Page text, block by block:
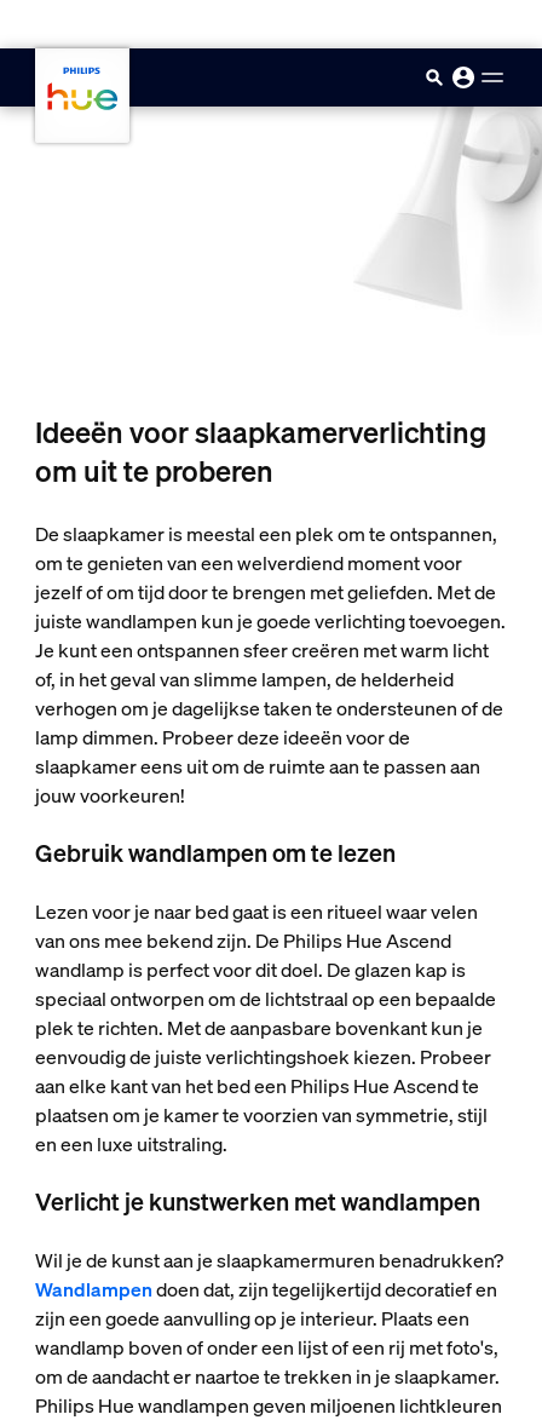
Ideeën voor slaapkamerverlichting
om uit te proberen
De slaapkamer is meestal een plek om te ontspannen,
om te genieten van een welverdiend moment voor
jezelf of om tijd door te brengen met geliefden. Met de
juiste wandlampen kun je goede verlichting toevoegen.
Je kunt een ontspannen sfeer creëren met warm licht
of, in het geval van slimme lampen, de helderheid
verhogen om je dagelijkse taken te ondersteunen of de
lamp dimmen. Probeer deze ideeën voor de
slaapkamer eens uit om de ruimte aan te passen aan
jouw voorkeuren!
Gebruik wandlampen om te lezen
Lezen voor je naar bed gaat is een ritueel waar velen
van ons mee bekend zijn. De Philips Hue Ascend
wandlamp is perfect voor dit doel. De glazen kap is
speciaal ontworpen om de lichtstraal op een bepaalde
plek te richten. Met de aanpasbare bovenkant kun je
eenvoudig de juiste verlichtingshoek kiezen. Probeer
aan elke kant van het bed een Philips Hue Ascend te
plaatsen om je kamer te voorzien van symmetrie, stijl
en een luxe uitstraling.
Verlicht je kunstwerken met wandlampen
Wil je de kunst aan je slaapkamermuren benadrukken?
Wandlampendoen dat, zijn tegelijkertijd decoratief en
zijn een goede aanvulling op je interieur. Plaats een
wandlamp boven of onder een lijst of een rij met foto's,
om de aandacht er naartoe te trekken in je slaapkamer.
Philips Hue wandlampen geven miljoenen lichtkleuren